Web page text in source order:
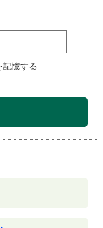
記憶する